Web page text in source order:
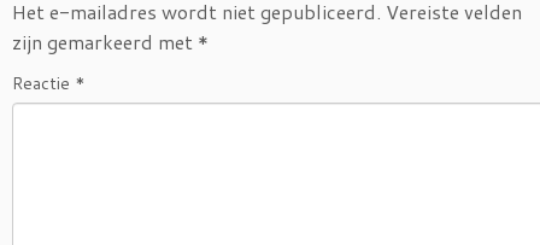
Het e-mailadres wordt niet gepubliceerd. Vereiste velden
zijn gemarkeerd met *
Reactie *